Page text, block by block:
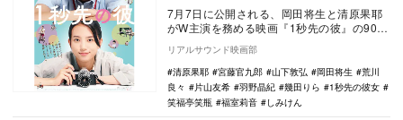
7月7日に公開される、岡田将生と清原果耶
がW主演を務める映画『1秒先の彼』の90秒
予告と本ビジュアルが公開された。 本作
は、…
リアルサウンド映画部
清原果耶
宮藤官九郎 山下敦弘 岡田将生
荒川
良々
片山友希 羽野晶紀 幾田りら
1秒先の彼女
笑福亭笑瓶
福室莉音 しみけん